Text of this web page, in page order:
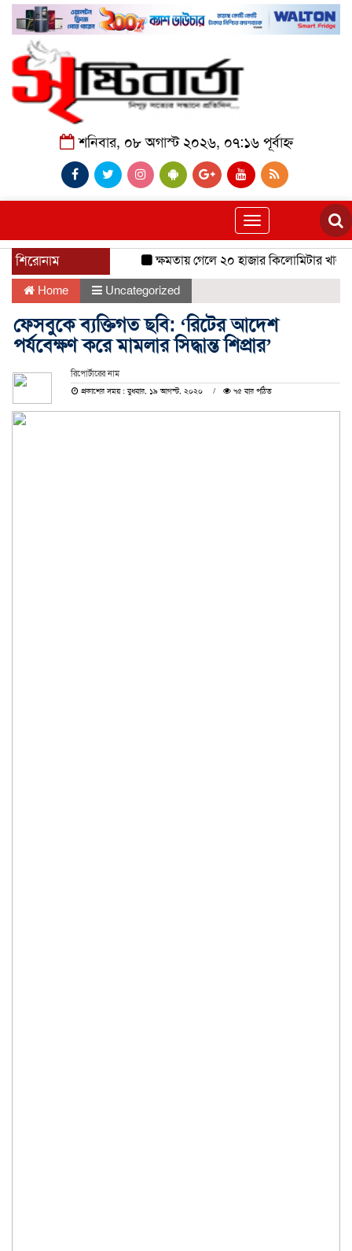
শনিবার, ০৮ অগাস্ট ২০২৬, ০৭:১৬ পূর্বাহ্ন
Toggle
navigation
শিরোনাম ক্ষমতায় গেলে ২০ হাজার কিলোমিটার খাল
Home Uncategorized
ফেসবুকে ব্যক্তিগত ছবি: ‘রিটের আদেশ
পর্যবেক্ষণ করে মামলার সিদ্ধান্ত শিপ্রার’
রিপোর্টারের নাম
প্রকাশের সময় : বুধবার, ১৯ আগস্ট, ২০২০
৭৫ বার পঠিত